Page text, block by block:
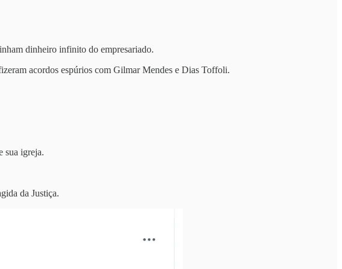
dinheiro infinito do empresariado.
acordos espúrios com Gilmar Mendes e Dias Toffoli.
sua igreja.
da Justiça.